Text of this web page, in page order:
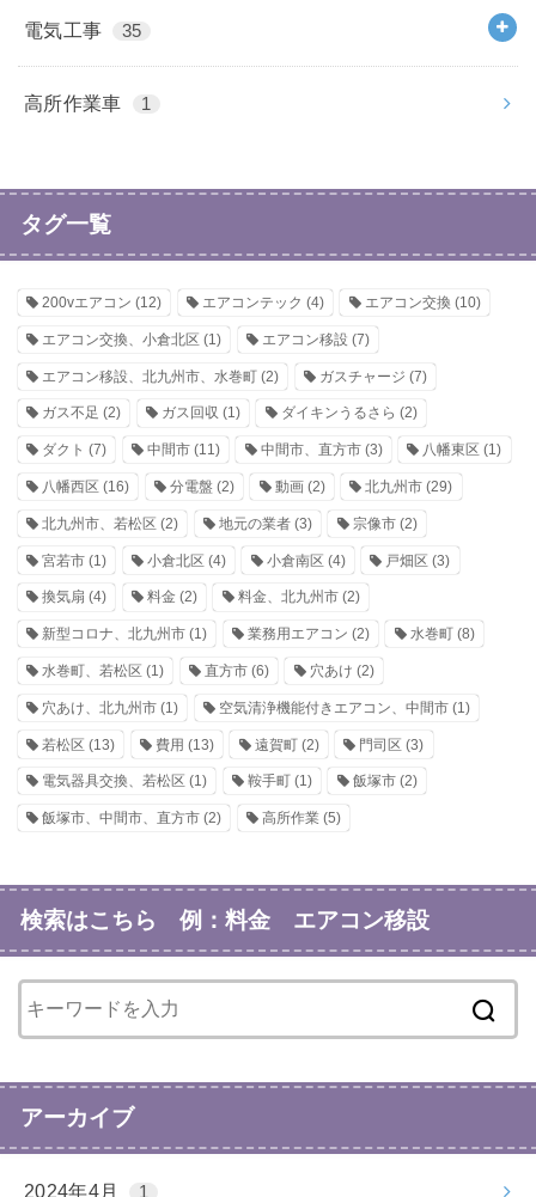
電気工事 35
高所作業車 1
タグ一覧
200vエアコン (12) エアコンテック (4) エアコン交換 (10)
エアコン交換、小倉北区 (1) エアコン移設 (7)
エアコン移設、北九州市、水巻町 (2) ガスチャージ (7)
ガス不足 (2) ガス回収 (1) ダイキンうるさら (2)
ダクト (7) 中間市(11) 中間市、直方市(3) 八幡東区 (1)
八幡西区 (16) 分電盤 (2) 動画(2) 北九州市 (29)
北九州市、若松区 (2) 地元の業者(3) 宗像市(2)
宮若市 (1) 小倉北区 (4) 小倉南区 (4) 戸畑区 (3)
換気扇 (4) 料金 (2) 料金、北九州市(2)
新型コロナ、北九州市 (1) 業務用エアコン (2) 水巻町(8)
水巻町、若松区 (1) 直方市(6) 穴あけ (2)
穴あけ、北九州市 (1) 空気清浄機能付きエアコン、中間市(1)
若松区 (13) 費用 (13) 遠賀町(2) 門司区 (3)
電気器具交換、若松区 (1) 鞍手町(1) 飯塚市(2)
飯塚市、中間市、直方市 (2) 高所作業(5)
検索はこちら 例：料金 エアコン移設
アーカイブ
2024年4月 1